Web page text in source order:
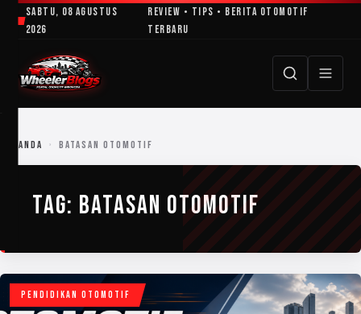
LewatiSabtu, 08 Agustus
2026
Review • Tips • Berita Otomotif
Terbaru
BERANDA › BATASAN OTOMOTIF
TAG: BATASAN OTOMOTIF
PENDIDIKAN OTOMOTIF